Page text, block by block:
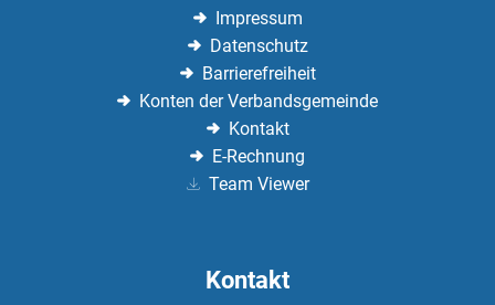
Impressum
Datenschutz
Barrierefreiheit
Konten der Verbandsgemeinde
Kontakt
E-Rechnung
Team Viewer
Kontakt